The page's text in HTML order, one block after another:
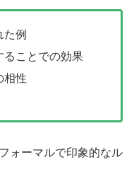
た例
ることでの効果
相性
ォーマルで印象的なル